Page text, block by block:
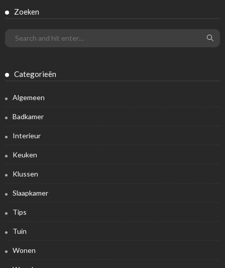
Zoeken
Categorieën
Algemeen
Badkamer
Interieur
Keuken
Klussen
Slaapkamer
Tips
Tuin
Wonen